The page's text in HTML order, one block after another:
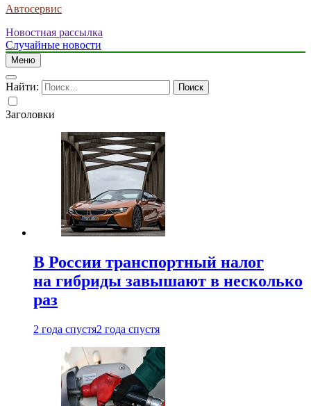
Автосервис
Новостная рассылка
Случайные новости
Меню
Найти:
Заголовки
В России транспортный налог
на гибриды завышают в несколько
раз
2 года спустя2 года спустя